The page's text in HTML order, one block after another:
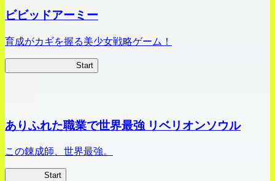
ビビッドアーミー
育成がカギを握る美少女戦略ゲーム！
Start
ありふれた職業で世界最強 リベリオンソウル
この錬成師、世界最強。
Start